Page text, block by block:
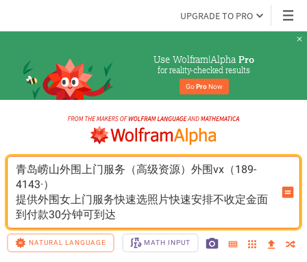
UPGRADE TO PRO
Use Wolfram|Alpha Pro
for reality-checked results
Go Pro Now
青岛崂山外围上门服务（高级资源）外围vx（189-
4143·）
提供外围女上门服务快速选照片快速安排不收定金面
到付款30分钟可到达
NATURAL LANGUAGE MATH INPUT